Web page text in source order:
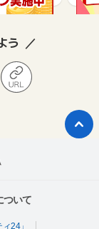
う
ついて
24」